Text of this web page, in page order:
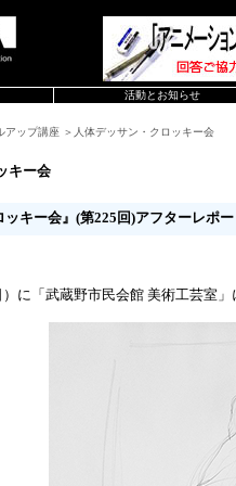
活動とお知らせ
アップ講座 ＞人体デッサン・クロッキー会
キー会
ッキー会』(第225回)アフターレポー
）に「武蔵野市民会館 美術工芸室